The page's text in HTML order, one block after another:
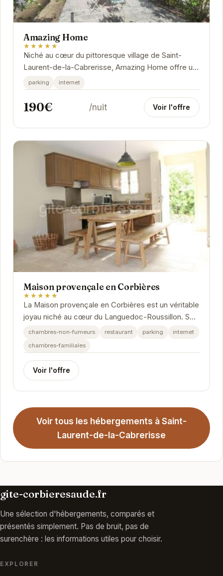
Amazing Home
★★★★★
Niché au cœur du pittoresque village de Saint-
Laurent-de-la-Cabrerisse, Amazing Home offre un
refuge paisible et confortable. Son emplacement...
parking internet
190€ /nuit Voir l'offre
Maison provençale en Corbières
★★★★★
La Maison provençale en Corbières est un véritable
joyau niché au cœur du Languedoc-Roussillon. Son
architecture traditionnelle et son ambiance...
chambres-non-fumeurs restaurant parking
internet
chambres-familiales
Voir l'offre
Voir tous les hébergements à Saint-
Laurent-de-la-Cabrerisse
gite-corbieresaude.fr
Une sélection d'hébergements, comparés et
présentés simplement. Pas de bruit, pas de
surenchère : les informations utiles pour choisir.
EXPLORER